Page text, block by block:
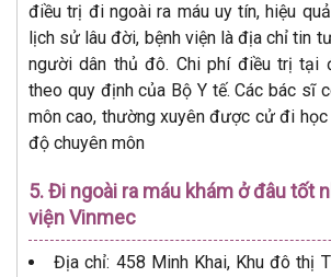
điều trị đi ngoài ra máu uy tín, hiệu
lịch sử lâu đời, bệnh viện là địa chỉ tin
người dân thủ đô. Chi phí điều trị tại
theo quy định của Bộ Y tế. Các bác sĩ
môn cao, thường xuyên được cử đi học
độ chuyên môn
5. Đi ngoài ra máu khám ở đâu tốt
viện Vinmec
Địa chỉ: 458 Minh Khai, Khu đô thị